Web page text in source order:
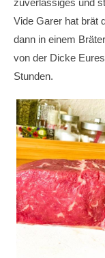
zuverlässiges und
Vide Garer hat brät
dann in einem
von der Dicke
Stunden.